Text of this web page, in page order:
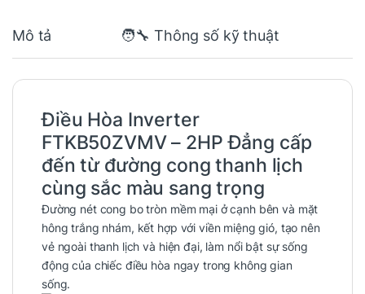
Mô tả 🧑‍🔧 Thông số kỹ thuật
Điều Hòa Inverter
FTKB50ZVMV – 2HP Đẳng cấp
đến từ đường cong thanh lịch
cùng sắc màu sang trọng
Đường nét cong bo tròn mềm mại ở cạnh bên và mặt
hông trắng nhám, kết hợp với viền miệng gió, tạo nên
vẻ ngoài thanh lịch và hiện đại, làm nổi bật sự sống
động của chiếc điều hòa ngay trong không gian
sống.